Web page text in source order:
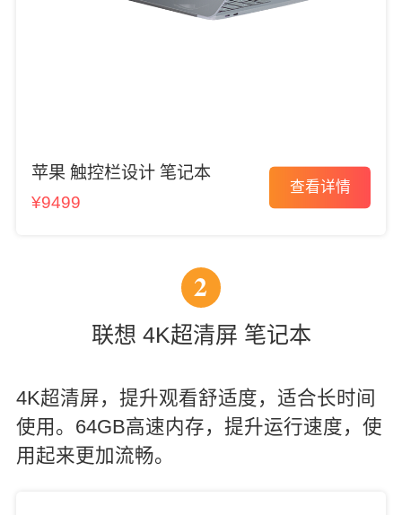
苹果 触控栏设计 笔记本
¥9499
查看详情
2
联想 4K超清屏 笔记本
4K超清屏，提升观看舒适度，适合长时间
使用。64GB高速内存，提升运行速度，使
用起来更加流畅。